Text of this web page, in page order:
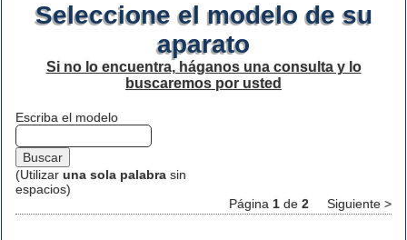
Seleccione el modelo de su
aparato
Si no lo encuentra, háganos una consulta y lo
buscaremos por usted
Escriba el modelo
(Utilizar una sola palabra sin
espacios)
Página 1 de 2 Siguiente >